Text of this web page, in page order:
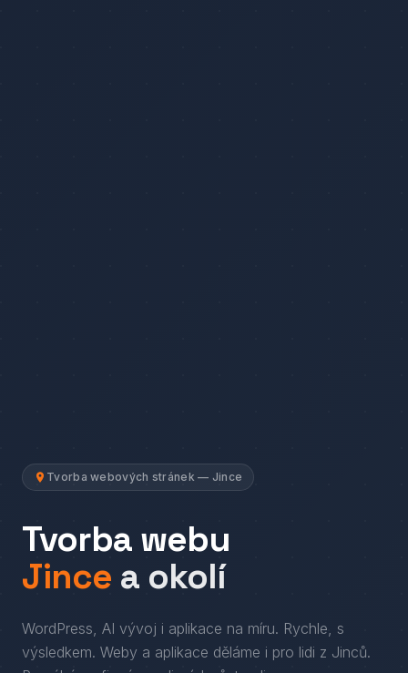
Tvorba webových stránek — Jince
Tvorba webu
Jince a okolí
WordPress, AI vývoj i aplikace na míru. Rychle, s
výsledkem. Weby a aplikace děláme i pro lidi z Jinců.